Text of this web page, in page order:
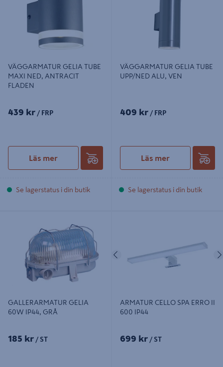
VÄGGARMATUR GELIA TUBE
MAXI NED, ANTRACIT
FLADEN
439 kr / FRP
Läs mer
Se lagerstatus i din butik
VÄGGARMATUR GELIA TUBE
UPP/NED ALU, VEN
409 kr / FRP
Läs mer
Se lagerstatus i din butik
GALLERARMATUR GELIA
60W IP44, GRÅ
185 kr / ST
Föregående
ARMATUR CELLO SPA ERRO II
600 IP44
699 kr / ST